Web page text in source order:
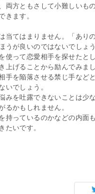
両方ともさして小難しいも
きます。
当てはまりません。「あり
うが良いのではないでしょ
使って恋愛相手を探せたと
げることから励んでみまし
手を陥落させる禁じ手など
いでしょう。
みを吐露できないことは少
るかもしれません。
持っているのかなどの内面
たいです。